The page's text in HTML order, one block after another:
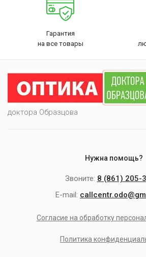
Гарантия
на все товары
доктора Образцова
Нужна помощь?
Звоните: 8 (861) 205-
E-mail:
Согласие на обработку
Политика